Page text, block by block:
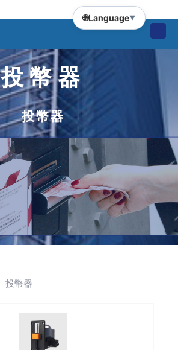
🌐Language▼
投幣器
投幣器
投幣器